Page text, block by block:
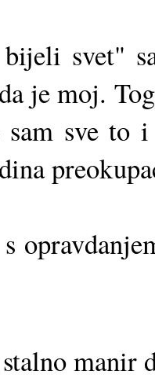
svet"
je moj.
sam sve to
manir